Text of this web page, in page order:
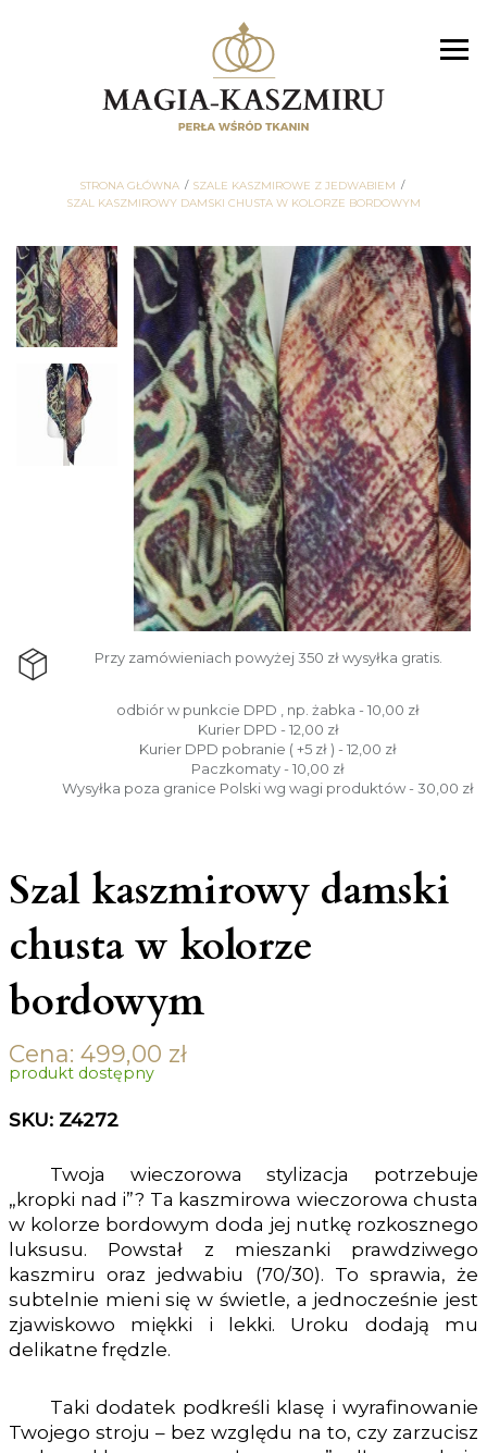
STRONA GŁÓWNA
SZALE KASZMIROWE Z JEDWABIEM
SZAL KASZMIROWY DAMSKI CHUSTA W KOLORZE BORDOWYM
Przy zamówieniach powyżej 350 zł wysyłka gratis.
odbiór w punkcie DPD , np. żabka - 10,00 zł
Kurier DPD - 12,00 zł
Kurier DPD pobranie ( +5 zł ) - 12,00 zł
Paczkomaty - 10,00 zł
Wysyłka poza granice Polski wg wagi produktów - 30,00 zł
Szal kaszmirowy damski
chusta w kolorze
bordowym
Cena: 499,00 zł
produkt dostępny
SKU: Z4272
Twoja wieczorowa stylizacja potrzebuje
„kropki nad i”? Ta kaszmirowa wieczorowa chusta
w kolorze bordowym doda jej nutkę rozkosznego
luksusu. Powstał z mieszanki prawdziwego
kaszmiru oraz jedwabiu (70/30). To sprawia, że
subtelnie mieni się w świetle, a jednocześnie jest
zjawiskowo miękki i lekki. Uroku dodają mu
delikatne frędzle.
Taki dodatek podkreśli klasę i wyrafinowanie
Twojego stroju – bez względu na to, czy zarzucisz